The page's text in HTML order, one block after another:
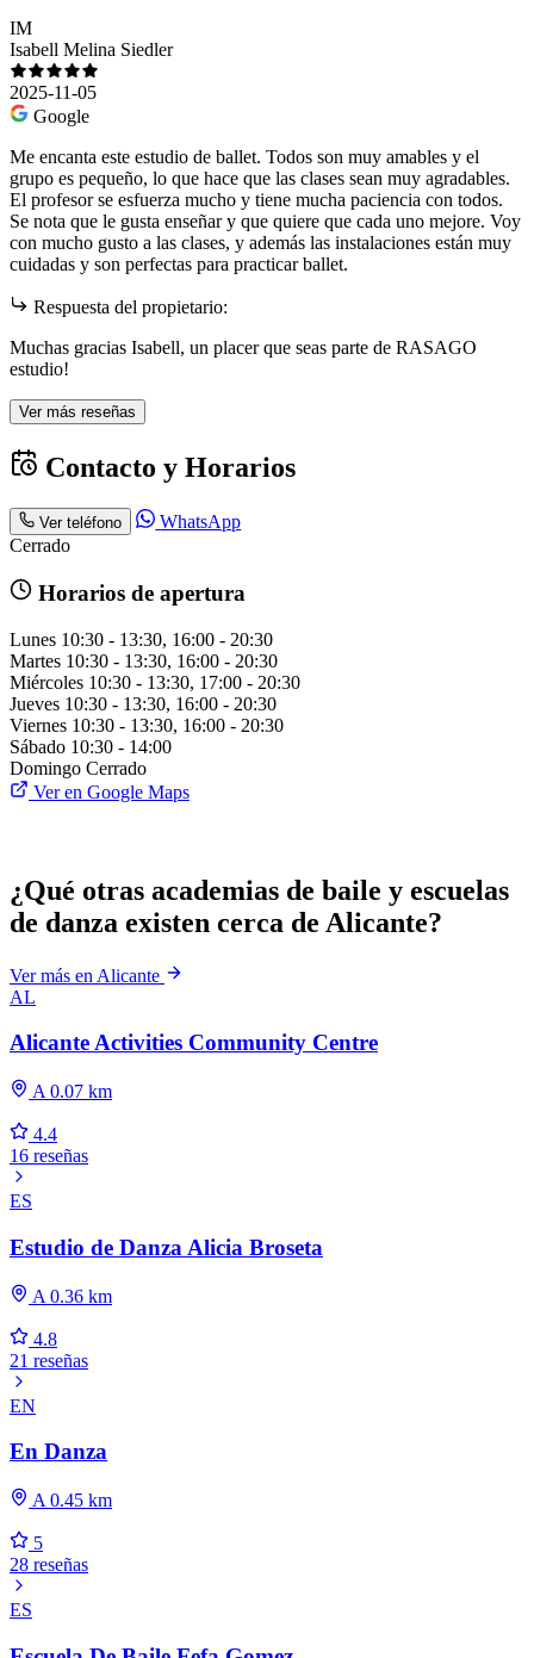
IM
Isabell Melina Siedler
2025-11-05
Google
Me encanta este estudio de ballet. Todos son muy amables y el
grupo es pequeño, lo que hace que las clases sean muy agradables.
El profesor se esfuerza mucho y tiene mucha paciencia con todos.
Se nota que le gusta enseñar y que quiere que cada uno mejore. Voy
con mucho gusto a las clases, y además las instalaciones están muy
cuidadas y son perfectas para practicar ballet.
Respuesta del propietario:
Muchas gracias Isabell, un placer que seas parte de RASAGO
estudio!
Ver más reseñas
Contacto y Horarios
Ver teléfono
WhatsApp
Cerrado
Horarios de apertura
Lunes 10:30 - 13:30, 16:00 - 20:30
Martes 10:30 - 13:30, 16:00 - 20:30
Miércoles 10:30 - 13:30, 17:00 - 20:30
Jueves 10:30 - 13:30, 16:00 - 20:30
Viernes 10:30 - 13:30, 16:00 - 20:30
Sábado 10:30 - 14:00
Domingo Cerrado
Ver en Google Maps
¿Qué otras academias de baile y escuelas
de danza existen cerca de Alicante?
Ver más en Alicante
AL
Alicante Activities Community Centre
A 0.07 km
4.4
16 reseñas
ES
Estudio de Danza Alicia Broseta
A 0.36 km
4.8
21 reseñas
EN
En Danza
A 0.45 km
5
28 reseñas
ES